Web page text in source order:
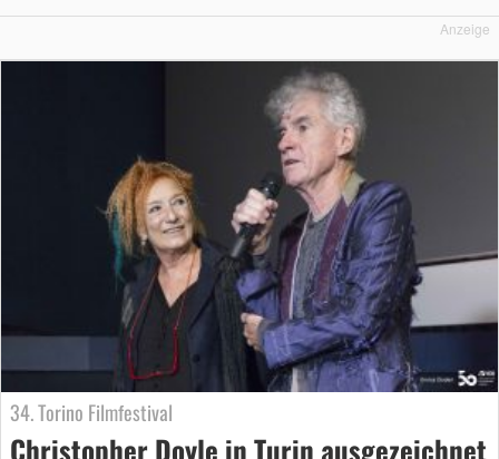
Anzeige
34. Torino Filmfestival
Christopher Doyle in Turin ausgezeichnet